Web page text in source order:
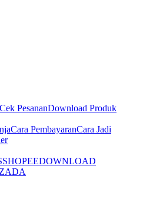
Cek PesananDownload Produk
Cara PembayaranCara Jadi
SHOPEEDOWNLOAD